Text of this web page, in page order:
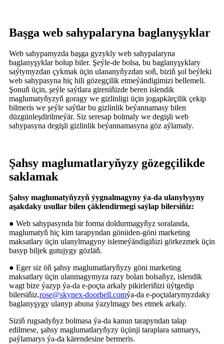
Başga web sahypalaryna baglanyşyklar
Web sahypamyzda başga gyzykly web sahypalaryna
baglanyşyklar bolup biler. Şeýle-de bolsa, bu baglanyşyklary
saýtymyzdan çykmak üçin ulananyňyzdan soň, biziň şol beýleki
web sahypasyna hiç hili gözegçilik etmeýändigimizi bellemeli.
Şonuň üçin, şeýle saýtlara gireniňizde beren islendik
maglumatyňyzyň goragy we gizlinligi üçin jogapkärçilik çekip
bilmeris we şeýle saýtlar bu gizlinlik beýannamasy bilen
düzgünleşdirilmeýär. Siz seresap bolmaly we degişli web
sahypasyna degişli gizlinlik beýannamasyna göz aýlamaly.
Şahsy maglumatlaryňyzy gözegçilikde
saklamak
Şahsy maglumatyňyzyň ýygnalmagyny ýa-da ulanylyşyny
aşakdaky usullar bilen çäklendirmegi saýlap bilersiňiz:
● Web sahypasynda bir forma doldurmagyňyz soralanda,
maglumatyň hiç kim tarapyndan gönüden-göni marketing
maksatlary üçin ulanylmagyny islemeýändigiňizi görkezmek üçin
basyp biljek gutujygy gözläň.
● Eger siz öň şahsy maglumatlaryňyzy göni marketing
maksatlary üçin ulanmagymyza razy bolan bolsaňyz, islendik
wagt bize ýazyp ýa-da e-poçta arkaly pikirleriňizi üýtgedip
bilersiňiz.rose@skynex-doorbell.comýa-da e-poçtalarymyzdaky
baglanyşygy ulanyp abuna ýazylmagy bes etmek arkaly.
Siziň rugsadyňyz bolmasa ýa-da kanun tarapyndan talap
edilmese, şahsy maglumatlaryňyzy üçünji taraplara satmarys,
paýlamarys ýa-da kärendesine bermeris.